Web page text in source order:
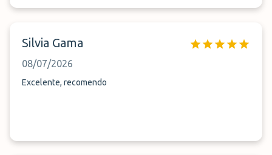
Silvia Gama
08/07/2026
Excelente, recomendo